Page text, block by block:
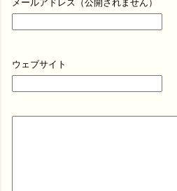
メールアドレス（公開されません）
ウェブサイト